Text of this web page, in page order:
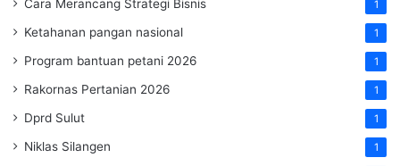
Cara Merancang Strategi Bisnis 1
Ketahanan pangan nasional 1
Program bantuan petani 2026 1
Rakornas Pertanian 2026 1
Dprd Sulut 1
Niklas Silangen 1